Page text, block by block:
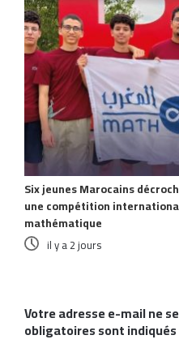
Six jeunes Marocains
une compétition
mathématique
il y a 2 jours
Votre adresse e-mail ne
obligatoires sont indiqués